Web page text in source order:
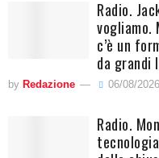
Radio.
vogliamo.
c’è un
da grandi
by Redazione 06/08/2026
Radio.